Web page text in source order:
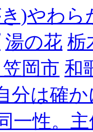
)やわ
湯の花 栃
岡市 和
分は確
一性。